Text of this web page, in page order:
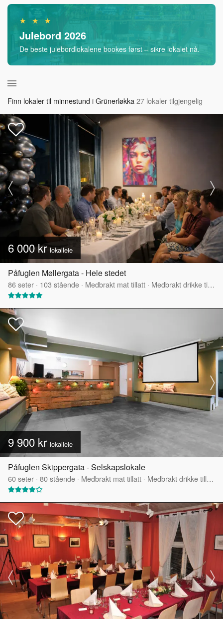
★ ★ ★
Julebord 2026
De beste julebordlokalene bookes først – sikre lokalet nå.
Finn lokaler til minnestund i Grünerløkka27 lokaler tilgjengelig
6 000 kr lokalleie
Påfuglen Møllergata - Hele stedet
86seter · 103 stående · Medbrakt mat tillatt · Medbrakt drikke tillatt
9 900 kr lokalleie
Påfuglen Skippergata - Selskapslokale
60seter · 80stående · Medbrakt mat tillatt · Medbrakt drikke tillatt